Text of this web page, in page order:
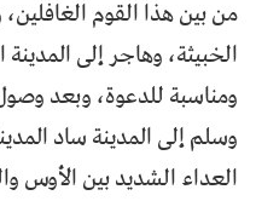
من بين هذا القوم
الخبيثة، وهاجر إلى
ومناسبة للدعوة، وبعد
وسلم إلى المدينة ساد
العداء الشديد بين الأوس